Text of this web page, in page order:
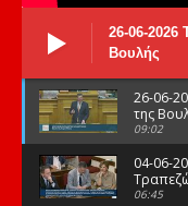
26-06-2026
Βουλής
26-06-
της
09:02
04-06-
Φορέων
06:45